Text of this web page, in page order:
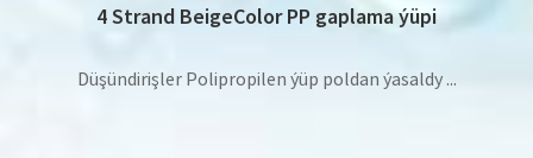
4 Strand BeigeColor PP gaplama ýüpi
Düşündirişler Polipropilen ýüp poldan ýasaldy ...